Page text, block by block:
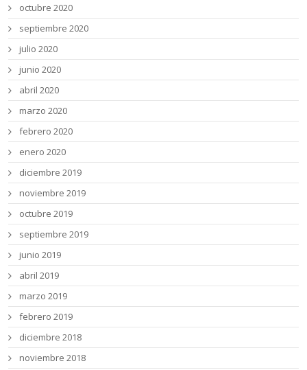
octubre 2020
septiembre 2020
julio 2020
junio 2020
abril 2020
marzo 2020
febrero 2020
enero 2020
diciembre 2019
noviembre 2019
octubre 2019
septiembre 2019
junio 2019
abril 2019
marzo 2019
febrero 2019
diciembre 2018
noviembre 2018